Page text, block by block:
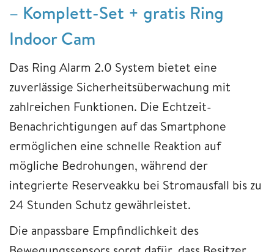
– Komplett-Set + gratis Ring
Indoor Cam
Das Ring Alarm 2.0 System bietet eine
zuverlässige Sicherheitsüberwachung mit
zahlreichen Funktionen. Die Echtzeit-
Benachrichtigungen auf das Smartphone
ermöglichen eine schnelle Reaktion auf
mögliche Bedrohungen, während der
integrierte Reserveakku bei Stromausfall bis zu
24 Stunden Schutz gewährleistet.
Die anpassbare Empfindlichkeit des